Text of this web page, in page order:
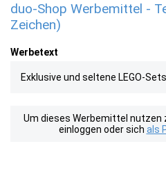
duo-Shop Werbemittel -
Zeichen)
Werbetext
Exklusive und seltene LEGO-
Um dieses Werbemittel nutzen
einloggen oder sich als